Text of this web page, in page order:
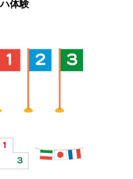
体験